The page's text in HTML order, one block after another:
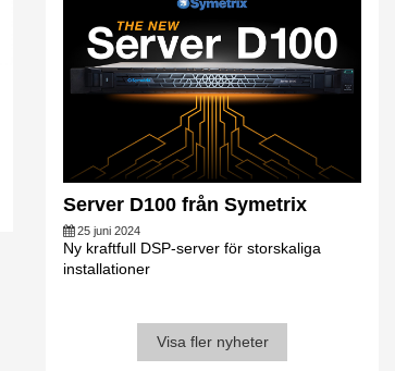
Server D100 från Symetrix
25 juni 2024
Ny kraftfull DSP-server för storskaliga
installationer
Visa fler nyheter